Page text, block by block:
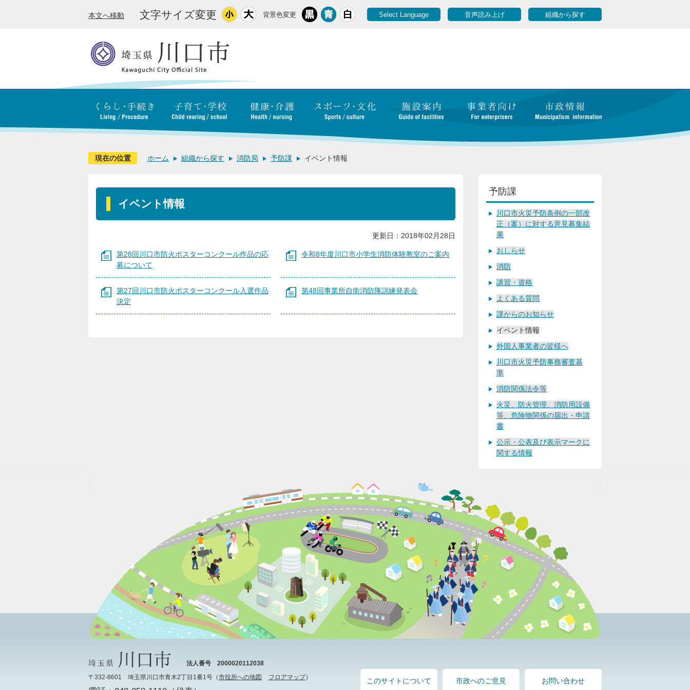
本文へ移動 文字サイズ変更 背景色変更 Select Language 音声読み上げ 組織から探す
現在の位置 ホーム 組織から探す 消防局 予防課 イベント情報
イベント情報
更新日：2018年02月28日
第28回川口市防火ポスターコンクール作品の応
募について
令和8年度川口市小学生消防体験教室のご案内
第27回川口市防火ポスターコンクール入選作品
決定
第48回事業所自衛消防隊訓練発表会
予防課
川口市火災予防条例の一部改
正（案）に対する意見募集結
果
おしらせ
消防
講習・資格
よくある質問
課からのお知らせ
イベント情報
外国人事業者の皆様へ
川口市火災予防事務審査基
準
消防関係法令等
火災、防火管理、消防用設備
等、危険物関係の届出・申請
書
公示・公表及び表示マークに
関する情報
法人番号 2000020112038
〒332-8601 埼玉県川口市青木2丁目1番1号（市役所への地図 フロアマップ） このサイトについて 市政へのご意見 お問い合わせ